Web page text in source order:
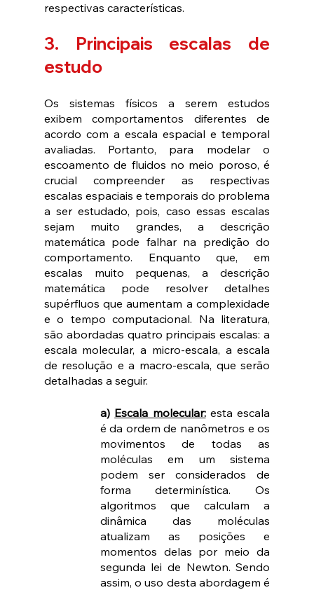
respectivas características.
3. Principais escalas de
estudo
Os sistemas físicos a serem estudos
exibem comportamentos diferentes de
acordo com a escala espacial e temporal
avaliadas. Portanto, para modelar o
escoamento de fluidos no meio poroso, é
crucial compreender as respectivas
escalas espaciais e temporais do problema
a ser estudado, pois, caso essas escalas
sejam muito grandes, a descrição
matemática pode falhar na predição do
comportamento. Enquanto que, em
escalas muito pequenas, a descrição
matemática pode resolver detalhes
supérfluos que aumentam a complexidade
e o tempo computacional. Na literatura,
são abordadas quatro principais escalas: a
escala molecular, a micro-escala, a escala
de resolução e a macro-escala, que serão
detalhadas a seguir.
a) Escala molecular: esta escala
é da ordem de nanômetros e os
movimentos de todas as
moléculas em um sistema
podem ser considerados de
forma determinística. Os
algoritmos que calculam a
dinâmica das moléculas
atualizam as posições e
momentos delas por meio da
segunda lei de Newton. Sendo
assim, o uso desta abordagem é